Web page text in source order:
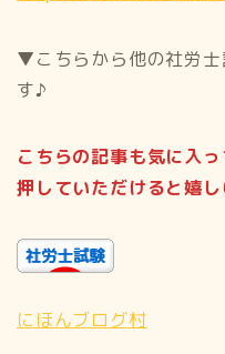
▼こちらから他の社労士
す♪
こちらの記事も気に入
押していただけると嬉
にほんブログ村